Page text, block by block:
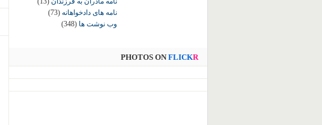
نامه های دادخواهانه (73)
وب نوشت ها (348)
PHOTOS ON FLICKR